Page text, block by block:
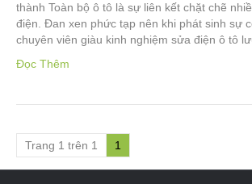
thành Toàn bộ ô tô là sự liên kết chặt chẽ
điện. Đan xen phức tạp nên khi phát sinh sự
chuyên viên giàu kinh nghiệm sửa điện ô tô
Đọc Thêm
Trang 1 trên 1 1